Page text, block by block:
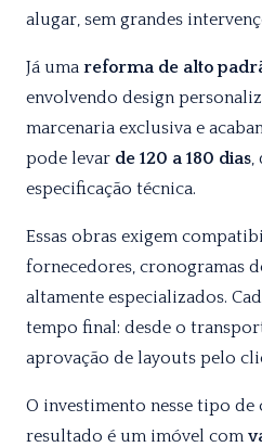
alugar, sem grandes
Já uma reforma de alto
envolvendo design
marcenaria exclusiva e
pode levar de 120 a 180 dias
especificação técnica.
Essas obras exigem
fornecedores, cronogramas
altamente especializados.
tempo final: desde o
aprovação de layouts pelo
O investimento nesse tipo de
resultado é um imóvel com